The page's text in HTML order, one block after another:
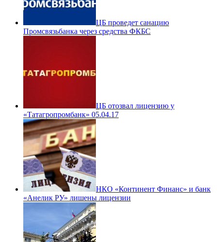
ЦБ проведет санацию
Промсвязьбанка через средства ФКБС
ЦБ отозвал лицензию у
«Татагропромбанк» 05.04.17
НКО «Континент Финанс» и банк
«Анелик РУ» лишены лицензии